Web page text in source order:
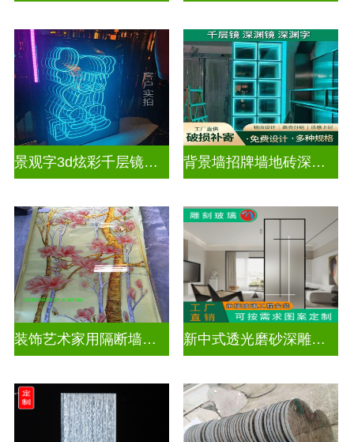
景观字3d炫彩千层镜深渊镜 背景墙招牌墙地砖深渊镜千层镜
装饰艺术家用隔断墙深雕玻璃 新中式透光磨砂深雕玻璃